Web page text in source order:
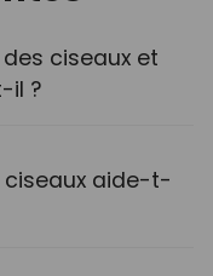
ciseaux et
il ?
ciseaux aide-t-